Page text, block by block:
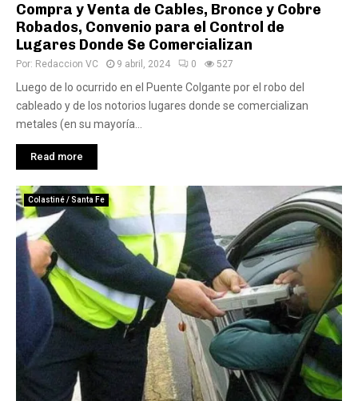
Compra y Venta de Cables, Bronce y Cobre
Robados, Convenio para el Control de
Lugares Donde Se Comercializan
Por: Redaccion VC 9 abril, 2024 0 527
Luego de lo ocurrido en el Puente Colgante por el robo del
cableado y de los notorios lugares donde se comercializan
metales (en su mayoría...
Read more
Colastiné / Santa Fe